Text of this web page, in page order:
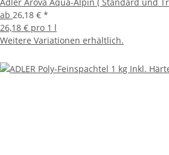
ab 26,18 € *
26,18 € pro 1 l
Weitere Variationen erhältlich.